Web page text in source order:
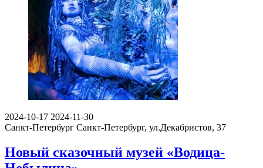
2024-10-17 2024-11-30
Санкт-Петербург Санкт-Петербург, ул.Декабристов, 37
Новый сказочный музей «Водица-